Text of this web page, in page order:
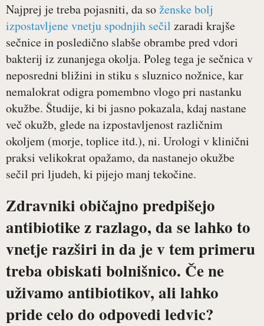
Najprej je treba pojasniti, da soženske bolj
izpostavljene vnetju spodnjih sečil zaradi krajše
sečnice in posledično slabše obrambe pred vdori
bakterij iz zunanjega okolja. Poleg tega je sečnica v
neposredni bližini in stiku s sluznico nožnice, kar
nemalokrat odigra pomembno vlogo pri nastanku
okužbe. Študije, ki bi jasno pokazala, kdaj nastane
več okužb, glede na izpostavljenost različnim
okoljem (morje, toplice itd.), ni. Urologi v klinični
praksi velikokrat opažamo, da nastanejo okužbe
sečil pri ljudeh, ki pijejo manj tekočine.
Zdravniki običajno predpišejo
antibiotike z razlago, da se lahko to
vnetje razširi in da je v tem primeru
treba obiskati bolnišnico. Če ne
uživamo antibiotikov, ali lahko
pride celo do odpovedi ledvic?